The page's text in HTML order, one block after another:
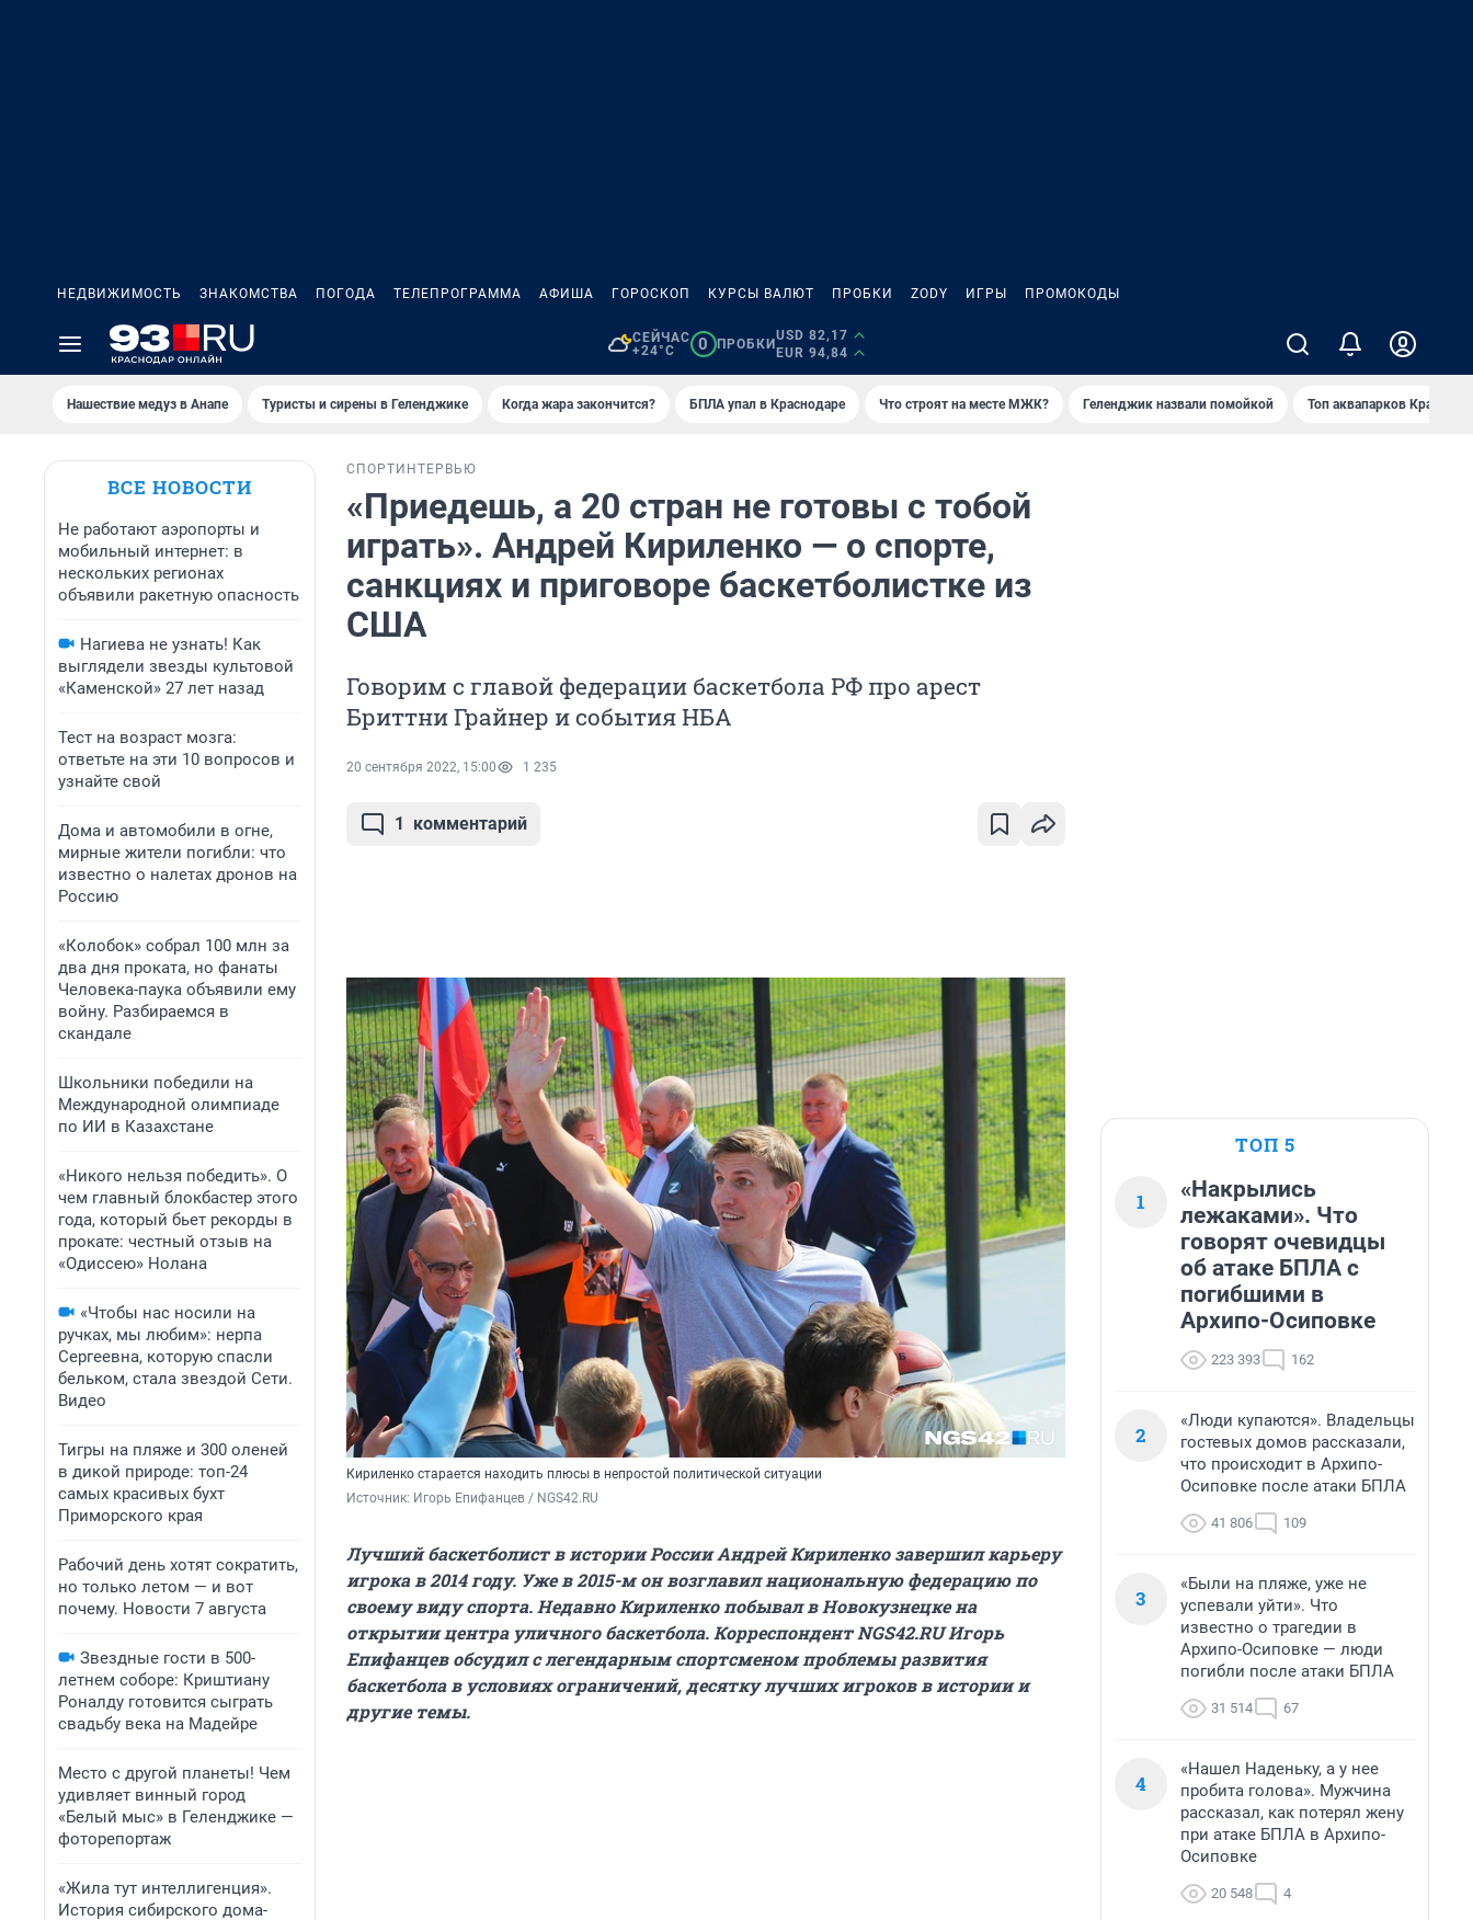
НЕДВИЖИМОСТЬ ЗНАКОМСТВА ПОГОДА ТЕЛЕПРОГРАММА АФИША ГОРОСКОП КУРСЫ ВАЛЮТ ПРОБКИ ZODY ИГРЫ ПРОМОКОДЫ
СЕЙЧАС
+24°C
0 ПРОБКИ
USD 82,17
EUR 94,84
Нашествие медуз в Анапе Туристы и сирены в Геленджике Когда жара закончится? БПЛА упал в Краснодаре Что строят на месте МЖК? Геленджик назвали помойкой Топ аквапарков
ВСЕ НОВОСТИ
Не работают аэропорты и
мобильный интернет: в
нескольких регионах
объявили ракетную опасность
Нагиева не узнать! Как
выглядели звезды культовой
«Каменской» 27 лет назад
Тест на возраст мозга:
ответьте на эти 10 вопросов и
узнайте свой
Дома и автомобили в огне,
мирные жители погибли: что
известно о налетах дронов на
Россию
«Колобок» собрал 100 млн за
два дня проката, но фанаты
Человека-паука объявили ему
войну. Разбираемся в
скандале
Школьники победили на
Международной олимпиаде
по ИИ в Казахстане
«Никого нельзя победить». О
чем главный блокбастер этого
года, который бьет рекорды в
прокате: честный отзыв на
«Одиссею» Нолана
«Чтобы нас носили на
ручках, мы любим»: нерпа
Сергеевна, которую спасли
бельком, стала звездой Сети.
Видео
Тигры на пляже и 300 оленей
в дикой природе: топ-24
самых красивых бухт
Приморского края
Рабочий день хотят сократить,
но только летом — и вот
почему. Новости 7 августа
Звездные гости в 500-
летнем соборе: Криштиану
Роналду готовится сыграть
свадьбу века на Мадейре
Место с другой планеты! Чем
удивляет винный город
«Белый мыс» в Геленджике —
фоторепортаж
«Жила тут интеллигенция».
История сибирского дома-
СПОРТ ИНТЕРВЬЮ
«Приедешь, а 20 стран не готовы с тобой
играть». Андрей Кириленко — о спорте,
санкциях и приговоре баскетболистке из
США
Говорим с главой федерации баскетбола РФ про арест
Бриттни Грайнер и события НБА
20 сентября 2022, 15:00 1 235
1 комментарий
Кириленко старается находить плюсы в непростой политической ситуации
Источник: Игорь Епифанцев / NGS42.RU
Лучший баскетболист в истории России Андрей Кириленко завершил карьеру
игрока в 2014 году. Уже в 2015-м онвозглавил национальную федерацию по
своему виду спорта. Недавно Кириленко побывал в Новокузнецке на
открытии центра уличного баскетбола. Корреспондент NGS42.RU Игорь
Епифанцев обсудил с легендарным спортсменом проблемы развития
баскетбола в условиях ограничений, десятку лучших игроков в истории и
другие темы.
ТОП 5
1
«Накрылись
лежаками». Что
говорят очевидцы
об атаке БПЛА с
погибшими в
Архипо-Осиповке
223 393 162
2
«Люди купаются». Владельцы
гостевых домов рассказали,
что происходит в Архипо-
Осиповке после атаки БПЛА
41 806 109
3
«Были на пляже, уже не
успевали уйти». Что
известно о трагедии в
Архипо-Осиповке — люди
погибли после атаки БПЛА
31 514 67
4
«Нашел Наденьку, а у нее
пробита голова». Мужчина
рассказал, как потерял жену
при атаке БПЛА в Архипо-
Осиповке
20 548 4